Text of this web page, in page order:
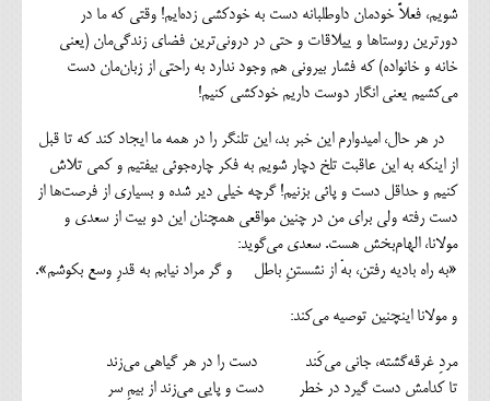
شویم، فعلاً خودمان داوطلبانه دست به خودکشی زده‌ایم! وقتی که ما در
دورترین روستاها و ییلاقات و حتی در درونی‌ترین فضای زندگی‌مان (یعنی
خانه و خانواده) که فشار بیرونی هم وجود ندارد به راحتی از زبان‌مان دست
می‌کشیم یعنی انگار دوست داریم خودکشی کنیم!
در هر حال، امیدوارم این خبر بد، این تلنگر را در همه ما ایجاد کند که تا قبل
از اینکه به این عاقبت تلخ دچار شویم به فکر چاره‌جوئی بیفتیم و کمی تلاش
کنیم و حداقل دست و پائی بزنیم! گرچه خیلی دیر شده و بسیاری از فرصت‌ها از
دست رفته ولی برای من در چنین مواقعی همچنان این دو بیت از سعدی و
مولانا، الهام‌بخش هست. سعدی می‌گوید:
«به راه بادیه رفتن، بهْ از نشستنِ باطل و گر مراد نیابم به قدرِ وسع بکوشم».
و مولانا اینچنین توصیه می‌کند:
مردِ غرقه‌گشته، جانی می‌کَند دست را در هر گیاهی می‌زند
تا کدامش دست گیرد در خطر دست و پایی می‌زند از بیمِ سر